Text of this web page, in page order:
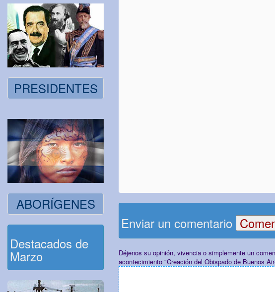
PRESIDENTES
ABORÍGENES
Destacados de
Marzo
Enviar un comentario
Déjenos su opinión, vivencia o simplemente un
acontecimiento "Creación del Obispado de Buenos